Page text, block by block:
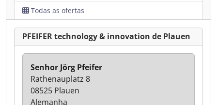
Todas as ofertas
PFEIFER technology & innovation de Plauen
Senhor Jörg Pfeifer
Rathenauplatz 8
08525 Plauen
Alemanha